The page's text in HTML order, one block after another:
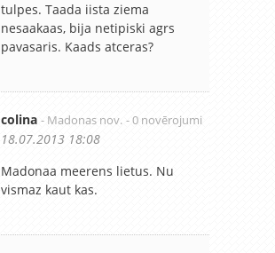
tulpes. Taada iista ziema
nesaakaas, bija netipiski agrs
pavasaris. Kaads atceras?
colina - Madonas nov. - 0 novērojumi
18.07.2013 18:08
Madonaa meerens lietus. Nu
vismaz kaut kas.